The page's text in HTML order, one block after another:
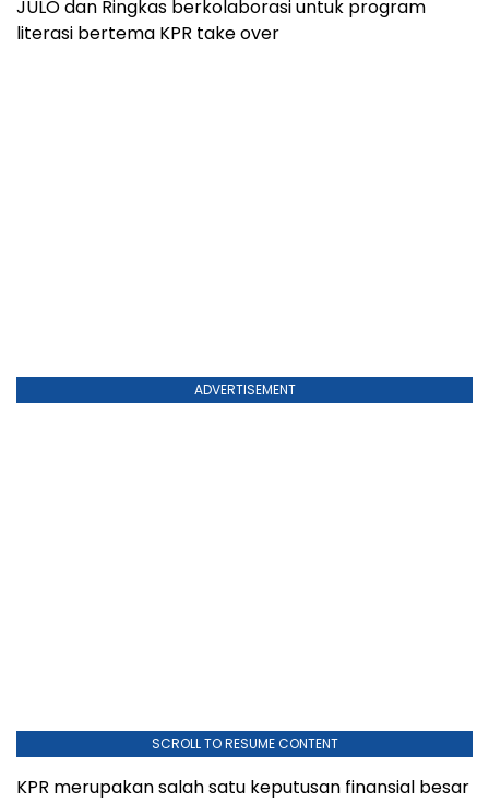
JULO dan Ringkas berkolaborasi untuk program
literasi bertema KPR take over
ADVERTISEMENT
SCROLL TO RESUME CONTENT
KPR merupakan salah satu keputusan finansial besar